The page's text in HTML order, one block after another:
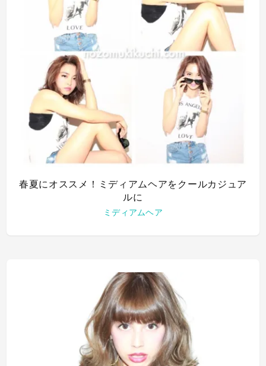
春夏にオススメ！ミディアムヘアをクールカジュア
ルに
ミディアムヘア